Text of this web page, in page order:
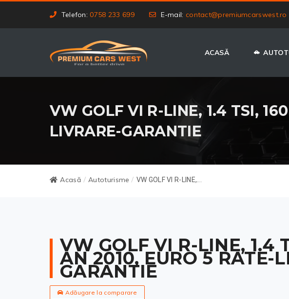
Telefon:0758 233 699 E-mail: contact@premiumcarswest.ro
ACASĂ
VW GOLF VI R-LINE, 1.4 TSI,
LIVRARE-GARANTIE
Acasă / Autoturisme / VW GOLF VI R-LINE,...
VW GOLF VI R-LINE, 1.4
AN 2010, EURO 5 RATE-
GARANTIE
Adăugare la comparare